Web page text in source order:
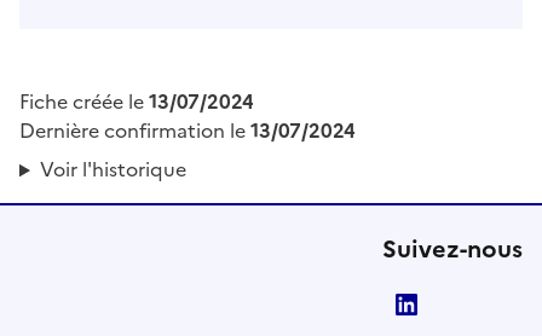
Fiche créée le13/07/2024
Dernière confirmation le13/07/2024
Voir l'historique
Suivez-nous